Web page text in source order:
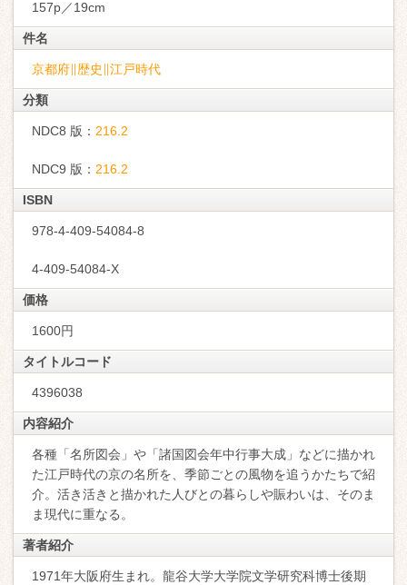
157p／19cm
件名
京都府∥歴史∥江戸時代
分類
NDC8 版： 216.2
NDC9 版： 216.2
ISBN
978-4-409-54084-8
4-409-54084-X
価格
1600円
タイトルコード
4396038
内容紹介
各種「名所図会」や「諸国図会年中行事大成」などに描かれ
た江戸時代の京の名所を、季節ごとの風物を追うかたちで紹
介。活き活きと描かれた人びとの暮らしや賑わいは、そのま
ま現代に重なる。
著者紹介
1971年大阪府生まれ。龍谷大学大学院文学研究科博士後期